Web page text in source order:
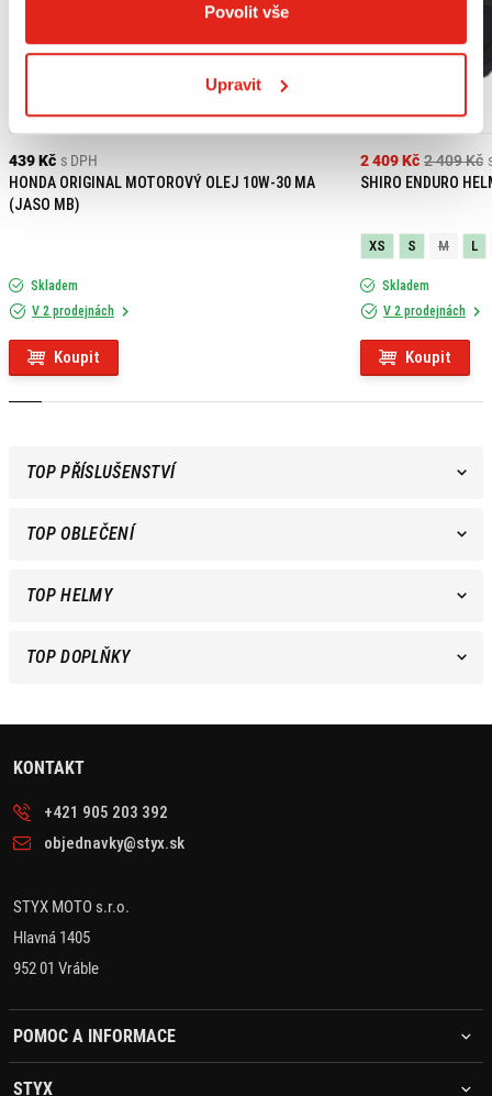
Povolit vše
Upravit
439 Kč s DPH
HONDA ORIGINAL MOTOROVÝ OLEJ 10W-30 MA
(JASO MB)
Skladem
V 2 prodejnách
Koupit
Výpredaj
2 409 Kč
2 409 Kč
SHIRO ENDURO
XS S M L
Skladem
V 2 prodejnách
Koupit
TOP PŘÍSLUŠENSTVÍ
TOP OBLEČENÍ
TOP HELMY
TOP DOPLŇKY
KONTAKT
+421 905 203 392
objednavky@styx.sk
STYX MOTO s.r.o.
Hlavná 1405
952 01 Vráble
POMOC A INFORMACE
STYX